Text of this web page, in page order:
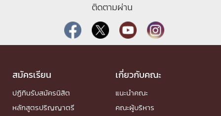
ติดตามผ่าน
สมัครเรียน
ปฏิทินรับสมัครนิสิต
หลักสูตรปริญญาตรี
เกี่ยวกับคณะ
แนะนำคณะ
คณะผู้บริหาร